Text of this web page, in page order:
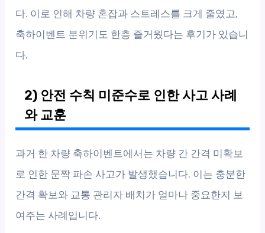
다. 이로 인해 차량 혼잡과 스트레스를 크게 줄였고,
축하이벤트 분위기도 한층 즐거웠다는 후기가 있습니
다.
2) 안전 수칙 미준수로 인한 사고 사례
와 교훈
과거 한 차량 축하이벤트에서는 차량 간 간격 미확보
로 인한 문짝 파손 사고가 발생했습니다. 이는 충분한
간격 확보와 교통 관리자 배치가 얼마나 중요한지 보
여주는 사례입니다.